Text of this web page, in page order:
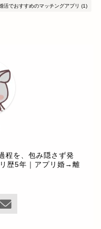
活でおすすめのマッチングアプリ (1)
程を、包み隠さず発
歴5年｜アプリ婚→離